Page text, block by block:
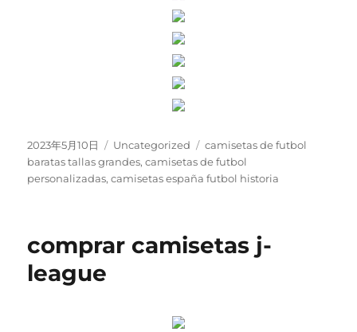
Publicado
el
2023年5月10日 Categorías
Uncategorized Etiquetas
camisetas de futbol
baratas tallas grandes,camisetas de futbol
personalizadas,camisetas españa futbol historia
comprar camisetas j-
league